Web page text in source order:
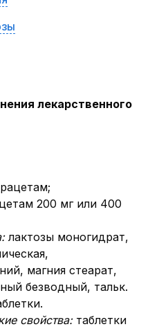
лекарственного
200 мг или 400
лактозы моногидрат,
магния стеарат,
безводный, тальк.
свойства: таблетки